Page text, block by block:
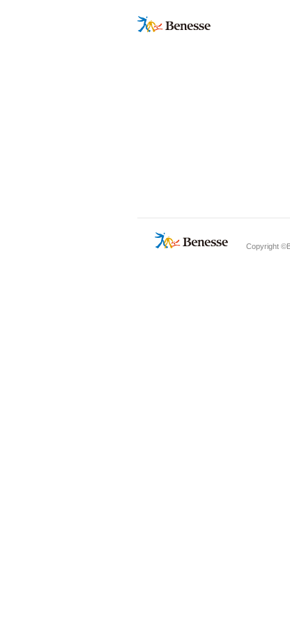
Copyright